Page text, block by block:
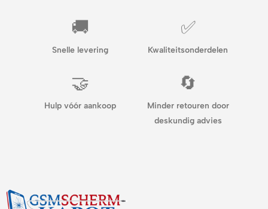
🚚
Snelle levering
✅
Kwaliteitsonderdelen
🤝
Hulp vóór aankoop
🔄
Minder retouren door
deskundig advies